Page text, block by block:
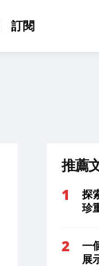
訂閱
推薦
探
珍
一
展